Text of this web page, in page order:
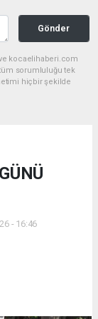
Gönder
kocaelihaberi.com
tüm sorumluluğu tek
hiçbir şekilde
- 16:46